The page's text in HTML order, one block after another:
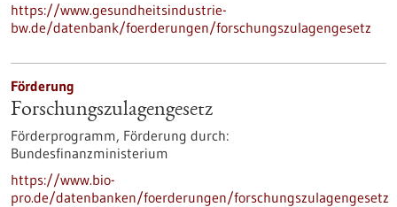
https://www.gesundheitsindustrie-
bw.de/datenbank/foerderungen/forschungszulagengesetz
Förderung
Forschungszulagengesetz
Förderprogramm, Förderung durch:
Bundesfinanzministerium
https://www.bio-
pro.de/datenbanken/foerderungen/forschungszulagengesetz